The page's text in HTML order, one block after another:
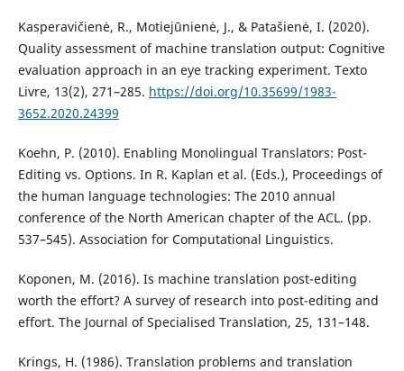
Kasperavičienė, R., Motiejūnienė, J., & Patašienė, I. (2020).
Quality assessment of machine translation output: Cognitive
evaluation approach in an eye tracking experiment. Texto
Livre, 13(2), 271–285. https://doi.org/10.35699/1983-
3652.2020.24399
Koehn, P. (2010). Enabling Monolingual Translators: Post-
Editing vs. Options. In R. Kaplan et al. (Eds.), Proceedings of
the human language technologies: The 2010 annual
conference of the North American chapter of the ACL. (pp.
537–545). Association for Computational Linguistics.
Koponen, M. (2016). Is machine translation post-editing
worth the effort? A survey of research into post-editing and
effort. The Journal of Specialised Translation, 25, 131–148.
Krings, H. (1986). Translation problems and translation